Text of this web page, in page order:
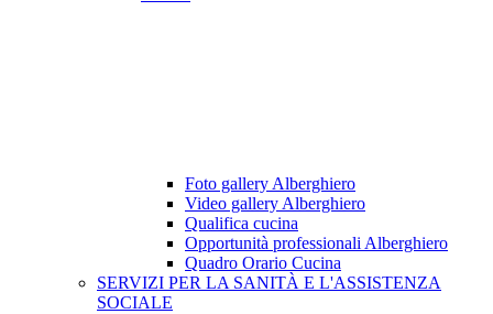
Foto gallery Alberghiero
Video gallery Alberghiero
Qualifica cucina
Opportunità professionali Alberghiero
Quadro Orario Cucina
SERVIZI PER LA SANITÀ E L'ASSISTENZA
SOCIALE